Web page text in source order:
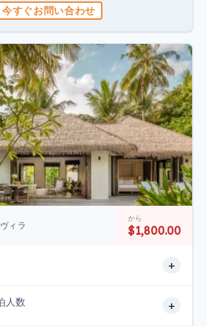
今すぐお問い合わせ
ィラ
から
$1,800.00
+
人数 +